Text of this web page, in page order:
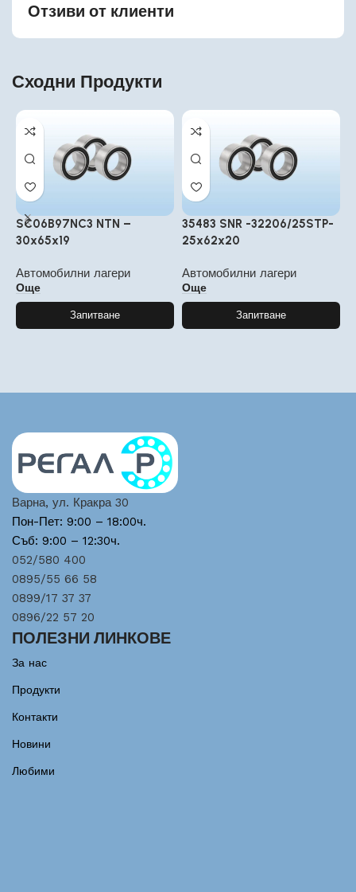
Отзиви от клиенти
Сходни Продукти
SC06B97NC3 NTN –
30x65x19
Автомобилни лагери
Още
Запитване
35483 SNR -32206/25STP-
25x62x20
Автомобилни лагери
Още
Запитване
Варна, ул. Кракра 30
Пон-Пет: 9:00 – 18:00ч.
Съб: 9:00 – 12:30ч.
052/580 400
0895/55 66 58
0899/17 37 37
0896/22 57 20
ПОЛЕЗНИ ЛИНКОВЕ
За нас
Продукти
Контакти
Новини
Любими